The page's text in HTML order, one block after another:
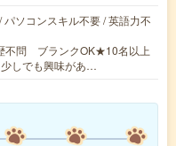
ソコンスキル不要 / 英語力不
不問 ブランクOK★10名以上
しでも興味があ…